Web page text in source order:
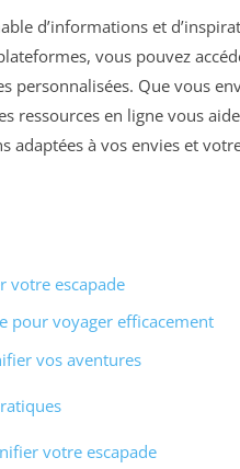
d’informations et
vous pouvez
personnalisées. Que vous
ressources en ligne vous
adaptées à vos envies et
votre escapade
pour voyager efficacement
vos aventures
votre escapade